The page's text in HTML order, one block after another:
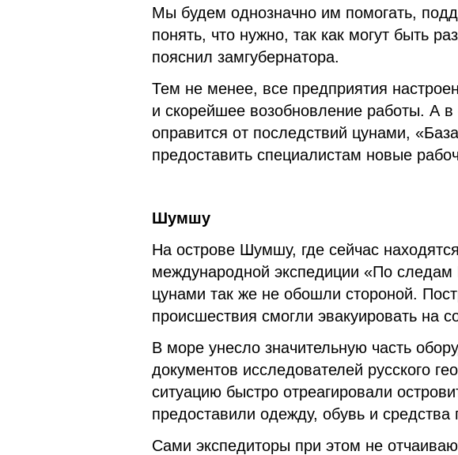
Мы будем однозначно им помогать,
понять, что нужно, так как могут быть
пояснил замгубернатора.
Тем не менее, все предприятия
и скорейшее возобновление работы. А
оправится от последствий цунами,
предоставить специалистам новые
Шумшу
На острове Шумшу, где сейчас
международной экспедиции «По следам
цунами так же не обошли стороной.
происшествия смогли эвакуировать на
В море унесло значительную часть
документов исследователей русского
ситуацию быстро отреагировали
предоставили одежду, обувь и средства
Сами экспедиторы при этом не